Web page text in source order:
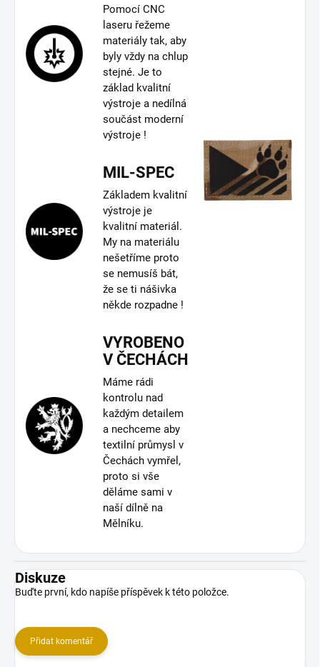
Pomocí CNC
laseru řežeme
materiály tak, aby
byly vždy na chlup
stejné. Je to
základ kvalitní
výstroje a nedílná
součást moderní
výstroje !
MIL-SPEC
Základem kvalitní
výstroje je
kvalitní materiál.
My na materiálu
nešetříme proto
se nemusíš bát,
že se ti nášivka
někde rozpadne !
VYROBENO
V ČECHÁCH
Máme rádi
kontrolu nad
každým detailem
a nechceme aby
textilní průmysl v
Čechách vymřel,
proto si vše
děláme sami v
naší dílně na
Mělníku.
Diskuze
Buďte první, kdo napíše příspěvek k této položce.
Přidat komentář